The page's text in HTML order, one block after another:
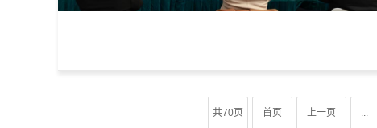
共70页 首页 上一页 ...